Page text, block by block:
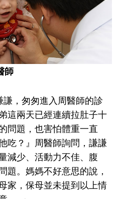
師
謙，匆匆進入周醫師的診
這兩天已經連續拉肚子十
問題，也害怕體重一直
吃？』周醫師詢問，謙謙
減少、活動力不佳、腹
題。媽媽不好意思的說，
家，保母並未提到以上情